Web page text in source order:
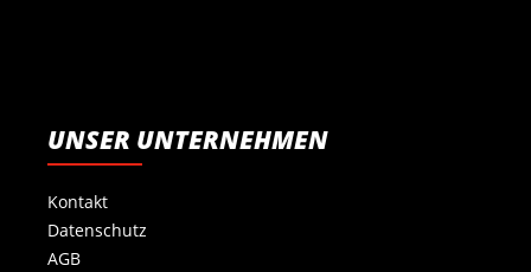
UNSER UNTERNEHMEN
Kontakt
Datenschutz
AGB